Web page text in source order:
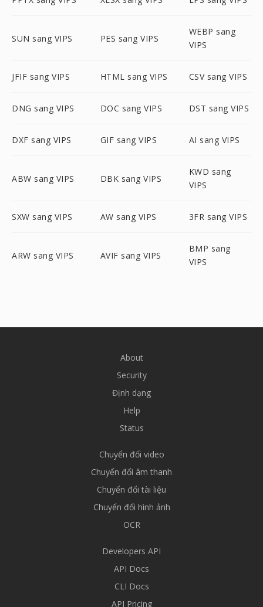
SUN sang VIPS PES sang VIPS
WEBP sang
VIPS
JFIF sang VIPS HTML sang VIPS CSV sang VIPS
DNG sang VIPS DOC sang VIPS DST sang VIPS
DXF sang VIPS GIF sang VIPS AI sang VIPS
ABW sang VIPS DBK sang VIPS
KWD sang
VIPS
SXW sang VIPS AW sang VIPS 3FR sang VIPS
ARW sang VIPS AVIF sang VIPS
BMP sang
VIPS
About
Security
Định dạng
Help
Status
Chuyển đổi video
Chuyển đổi âm thanh
Chuyển đổi tài liệu
Chuyển đổi hình ảnh
OCR
Developers API
API Docs
CLI Docs
API Pricing